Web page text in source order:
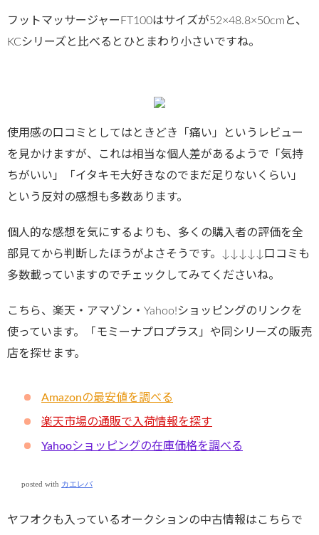
フットマッサージャーFT100はサイズが52×48.8×50cmと、
KCシリーズと比べるとひとまわり小さいですね。
使用感の口コミとしてはときどき「痛い」というレビュー
を見かけますが、これは相当な個人差があるようで「気持
ちがいい」「イタキモ大好きなのでまだ足りないくらい」
という反対の感想も多数あります。
個人的な感想を気にするよりも、多くの購入者の評価を全
部見てから判断したほうがよさそうです。↓↓↓↓↓口コミも
多数載っていますのでチェックしてみてくださいね。
こちら、楽天・アマゾン・Yahoo!ショッピングのリンクを
使っています。「モミーナプロプラス」や同シリーズの販売
店を探せます。
Amazonの最安値を調べる
楽天市場の通販で入荷情報を探す
Yahooショッピングの在庫価格を調べる
posted with カエレバ
ヤフオクも入っているオークションの中古情報はこちらで